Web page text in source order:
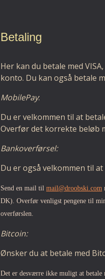
Betaling
Her kan du betale med
konto. Du kan også betale
MobilePay:
Du er velkommen til at
Overfør det korrekte beløb
Bankoverførsel:
Du er også velkommen til
Send en mail til mail@droobski.com
DK). Overfør venligst pengene til
overførslen.
Bitcoin:
Ønsker du at betale med
Det er desværre ikke muligt at